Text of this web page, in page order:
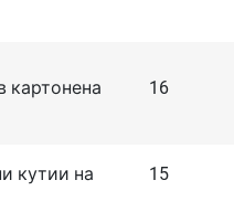
картонена
16
кутии на
15